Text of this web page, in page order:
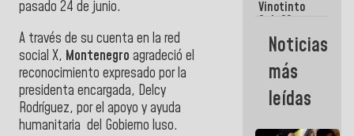
pasado 24 de junio.
A través de su cuenta en la red
social X, Montenegro agradeció el
reconocimiento expresado por la
presidenta encargada, Delcy
Rodríguez, por el apoyo y ayuda
humanitaria del Gobierno luso.
Maiquetía
Vinotinto
Sub 20
campeona
frente
México Sub
23 en los
Centroamericanos
Noticias
más
leídas